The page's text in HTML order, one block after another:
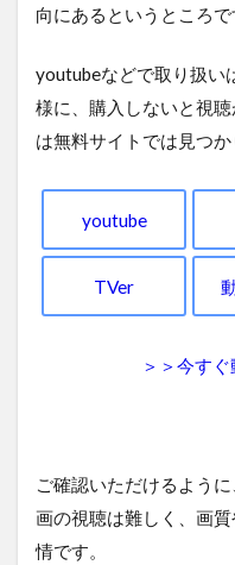
向にあるというところで
youtubeなどで取り扱い
様に、購入しないと視
は無料サイトでは見つか
youtube
TVer
＞＞今す
ご確認いただけるよう
画の視聴は難しく、画
情です。